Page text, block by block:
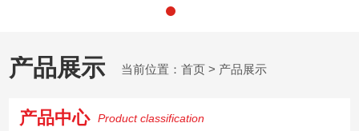
产品展示 当前位置：首页 > 产品展示
产品中心 Product classification